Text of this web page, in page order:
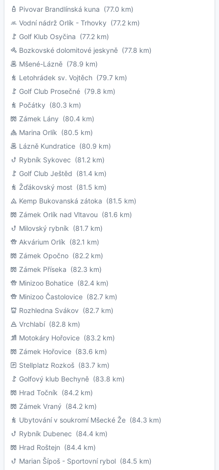
Pivovar Brandlínská kuna (77.0 km)
Vodní nádrž Orlík - Trhovky (77.2 km)
Golf Klub Osyčina (77.2 km)
Bozkovské dolomitové jeskyně (77.8 km)
Mšené-Lázně (78.9 km)
Letohrádek sv. Vojtěch (79.7 km)
Golf Club Prosečné (79.8 km)
Počátky (80.3 km)
Zámek Lány (80.4 km)
Marina Orlík (80.5 km)
Lázně Kundratice (80.9 km)
Rybník Sykovec (81.2 km)
Golf Club Ještěd (81.4 km)
Žďákovský most (81.5 km)
Kemp Bukovanská zátoka (81.5 km)
Zámek Orlík nad Vltavou (81.6 km)
Milovský rybník (81.7 km)
Akvárium Orlík (82.1 km)
Zámek Opočno (82.2 km)
Zámek Příseka (82.3 km)
Minizoo Bohatice (82.4 km)
Minizoo Častolovice (82.7 km)
Rozhledna Svákov (82.7 km)
Vrchlabí(82.8 km)
Motokáry Hořovice (83.2 km)
Zámek Hořovice (83.6 km)
Stellplatz Rozkoš (83.7 km)
Golfový klub Bechyně (83.8 km)
Hrad Točník (84.2 km)
Zámek Vraný (84.2 km)
Ubytování v soukromí Mšecké Že (84.3 km)
Rybník Dubenec (84.4 km)
Hrad Roštejn (84.4 km)
Marian Šípoš - Sportovní rybol (84.5 km)